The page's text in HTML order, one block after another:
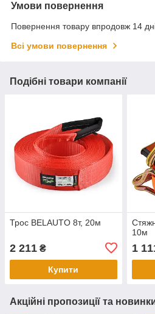
Умови повернення
Повернення товару впродовж 14
Всі умови повернення
Подібні товари компанії
Трос BELAUTO 8т, 20м
2 211 ₴
Купити
10м
1
Акційні пропозиції та